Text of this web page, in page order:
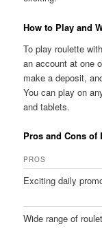
How to Play and
To play roulette
an account at one
make a deposit,
You can play on
and tablets.
Pros and Cons
PROS
Exciting daily
Wide range of